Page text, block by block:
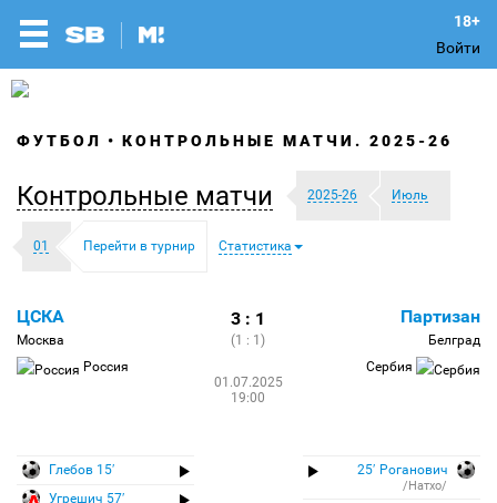
Войти
ФУТБОЛ КОНТРОЛЬНЫЕ МАТЧИ. 2025-26
Контрольные матчи 2025-26 Июль
01 Перейти в турнир Статистика
ЦСКА
Москва
Россия
3 : 1
(1 : 1)
01.07.2025
19:00
Партизан
Белград
Сербия
Глебов 15′
Угрешич 57′
25′ Роганович
/Натхо/